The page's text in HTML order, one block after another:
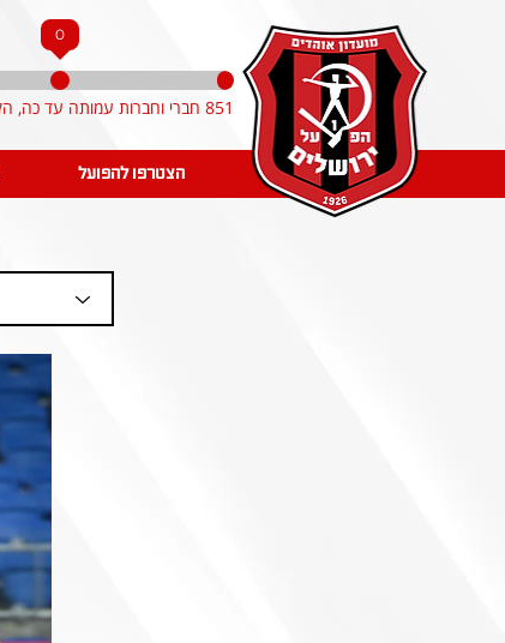
0
851 חברי וחברות עמותה עד כה, הקליקו והצטרפו!
הצטרפו להפועל